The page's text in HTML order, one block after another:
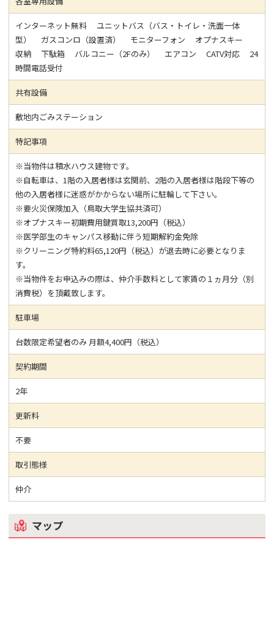
インターネット無料 ユニットバス（バス・トイレ・洗面一体
型） ガスコンロ（設置済） モニターフォン オプナスキー
収納 下駄箱 バルコニー（2Fのみ） エアコン CATV対応 24
時間電話受付
共有設備
敷地内ごみステーション
特記事項
※当物件は積水ハウス建物です。
※自転車は、1階の入居者様は玄関前、2階の入居者様は階段下等の
他の入居者様に迷惑がかからない場所に駐輪して下さい。
※要火災保険加入（鳥取大学生協共済可）
※オプナスキー初期費用鍵買取13,200円（税込）
※医学部生のキャンパス移動に伴う短期解約金免除
※クリーニング特約料65,120円（税込）が退去時に必要となりま
す。
※当物件をお申込みの際は、仲介手数料として家賃の１ヵ月分（別
消費税）を頂戴致します。
駐車場
台数限定希望者のみ 月額4,400円（税込）
契約期間
2年
更新料
不要
取引態様
仲介
マップ